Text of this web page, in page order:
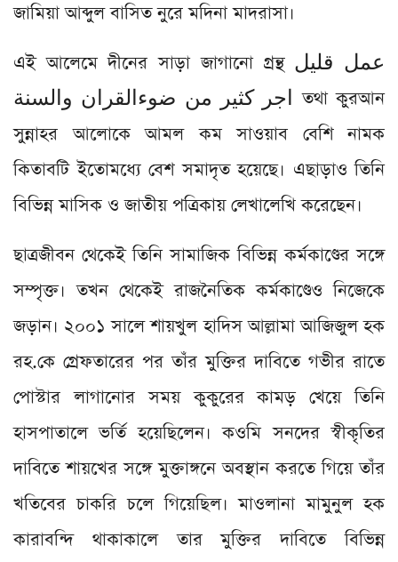
জামিয়া আব্দুল বাসিত নুরে মদিনা মাদরাসা।
এই আলেমে দীনের সাড়া জাগানো গ্রন্থ عمل قليل
اجر كثير من ضوءالقران والسنة তথা কুরআন
সুন্নাহর আলোকে আমল কম সাওয়াব বেশি নামক
কিতাবটি ইতোমধ্যে বেশ সমাদৃত হয়েছে। এছাড়াও তিনি
বিভিন্ন মাসিক ও জাতীয় পত্রিকায় লেখালেখি করেছেন।
ছাত্রজীবন থেকেই তিনি সামাজিক বিভিন্ন কর্মকাণ্ডের সঙ্গে
সম্পৃক্ত। তখন থেকেই রাজনৈতিক কর্মকাণ্ডেও নিজেকে
জড়ান। ২০০১ সালে শায়খুল হাদিস আল্লামা আজিজুল হক
রহ.কে গ্রেফতারের পর তাঁর মুক্তির দাবিতে গভীর রাতে
পোস্টার লাগানোর সময় কুকুরের কামড় খেয়ে তিনি
হাসপাতালে ভর্তি হয়েছিলেন। কওমি সনদের স্বীকৃতির
দাবিতে শায়খের সঙ্গে মুক্তাঙ্গনে অবস্থান করতে গিয়ে তাঁর
খতিবের চাকরি চলে গিয়েছিল। মাওলানা মামুনুল হক
কারাবন্দি থাকাকালে তার মুক্তির দাবিতে বিভিন্ন